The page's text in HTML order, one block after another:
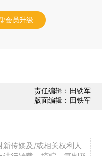
/会员升级
责任编辑：田铁军
版面编辑：田铁军
传媒及/或相关权利人